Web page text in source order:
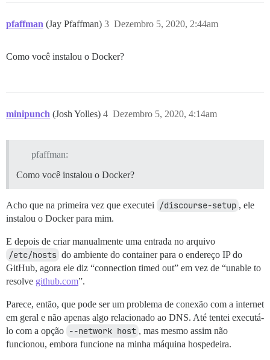
pfaffman (Jay Pfaffman) Dezembro 5, 2020, 2:44am
3
Como você instalou o Docker?
minipunch (Josh Yolles) Dezembro 5, 2020, 4:14am
4
pfaffman:
Como você instalou o Docker?
Acho que na primeira vez que executei /discourse-setup , ele
instalou o Docker para mim.
E depois de criar manualmente uma entrada no arquivo
/etc/hosts do ambiente do container para o endereço IP do
GitHub, agora ele diz “connection timed out” em vez de “unable to
resolve github.com”.
Parece, então, que pode ser um problema de conexão com a internet
em geral e não apenas algo relacionado ao DNS. Até tentei executá-
lo com a opção --network host , mas mesmo assim não
funcionou, embora funcione na minha máquina hospedeira.